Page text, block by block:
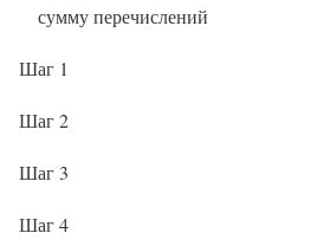
сумму перечислений
Шаг 1
Шаг 2
Шаг 3
Шаг 4